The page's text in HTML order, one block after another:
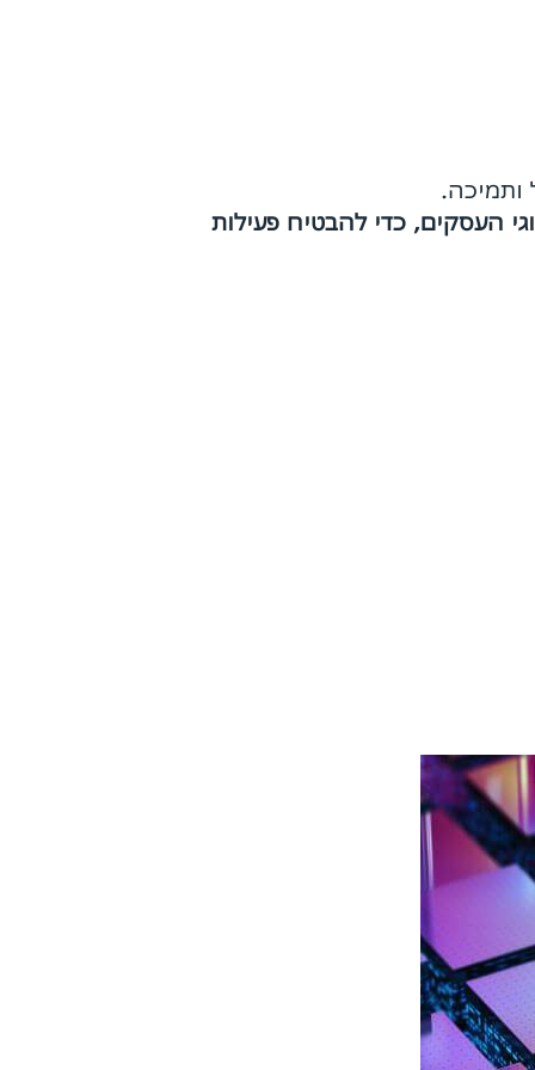
ותמיכה.
העסקים, כדי להבטיח פעילות